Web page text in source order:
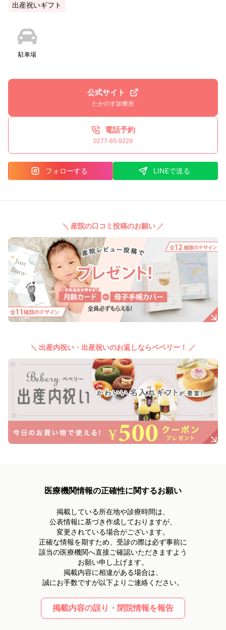
出産祝いギフト
駐車場
公式サイト
たかのす診療所
電話予約
0277-65-9229
フォローする LINEで送る
＼ 産院の口コミ投稿のお願い ／
＼ 出産内祝い・出産祝いのお返しならベベリー！ ／
医療機関情報の正確性に関するお願い
掲載している所在地や診療時間は、
公表情報に基づき作成しておりますが、
変更されている場合がございます。
正確な情報を期すため、受診の際は必ず事前に
該当の医療機関へ直接ご確認いただきますよう
お願い申し上げます。
掲載内容に相違がある場合は、
誠にお手数ですが以下よりご連絡ください。
掲載内容の誤り・閉院情報を報告